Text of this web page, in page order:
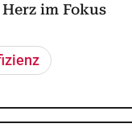
im Fokus